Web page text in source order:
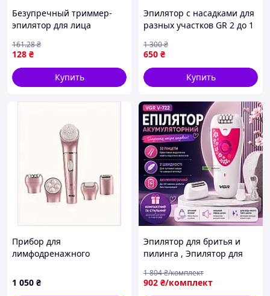
Безупречный триммер-
эпилятор для лица
Brow Tool
128 ₴
161.28₴
Купить
Эпилятор с насадками для
разных участков GR 2 до 1
для бикини DR-53
650 ₴
1 300₴
Купить
Прибор для
лимфодренажного
H8P586078
1 050 ₴
Эпилятор для бритья и
пилинга , Эпилятор для
Эпилятор для удаления
волос без боли , EWD
902 ₴/комплект
1 804₴/комплект